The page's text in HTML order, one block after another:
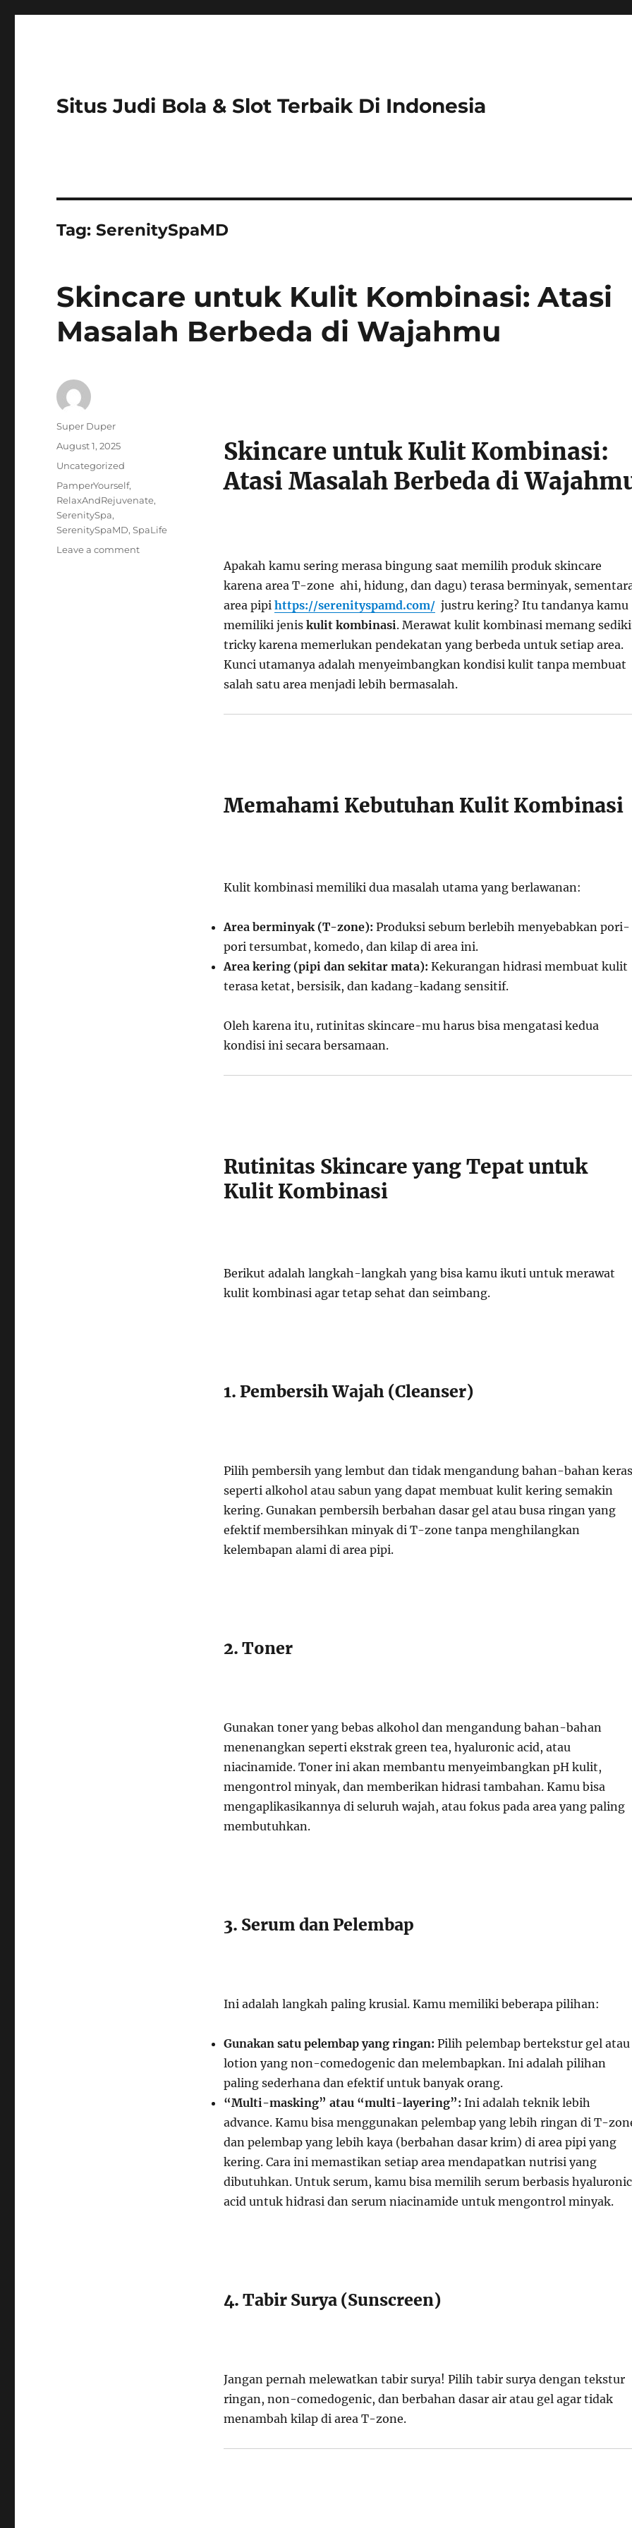
Situs Judi Bola & Slot Terbaik Di Indonesia
Tag:SerenitySpaMD
Skincare untuk Kulit Kombinasi: Atasi
Masalah Berbeda di Wajahmu
Skincare untuk Kulit Kombinasi:
Atasi Masalah Berbeda di
Apakah kamu sering merasa bingung saat memilih produk skincare
karena area T-zone ahi, hidung, dan dagu) terasa berminyak,
area pipi https://serenityspamd.com/justru kering? Itu tandanya kamu
memiliki jenis kulit kombinasi. Merawat kulit kombinasi memang
tricky karena memerlukan pendekatan yang berbeda untuk setiap area.
Kunci utamanya adalah menyeimbangkan kondisi kulit tanpa membuat
salah satu area menjadi lebih bermasalah.
Memahami Kebutuhan Kulit Kombinasi
Kulit kombinasi memiliki dua masalah utama yang berlawanan:
Area berminyak (T-zone): Produksi sebum berlebih menyebabkan pori-
pori tersumbat, komedo, dan kilap di area ini.
Area kering (pipi dan sekitar mata): Kekurangan hidrasi membuat kulit
terasa ketat, bersisik, dan kadang-kadang sensitif.
Oleh karena itu, rutinitas skincare-mu harus bisa mengatasi kedua
kondisi ini secara bersamaan.
Rutinitas Skincare yang Tepat untuk
Kulit Kombinasi
Berikut adalah langkah-langkah yang bisa kamu ikuti untuk merawat
kulit kombinasi agar tetap sehat dan seimbang.
1. Pembersih Wajah (Cleanser)
Pilih pembersih yang lembut dan tidak mengandung bahan-bahan keras
seperti alkohol atau sabun yang dapat membuat kulit kering semakin
kering. Gunakan pembersih berbahan dasar gel atau busa ringan yang
efektif membersihkan minyak di T-zone tanpa menghilangkan
kelembapan alami di area pipi.
2. Toner
Gunakan toner yang bebas alkohol dan mengandung bahan-bahan
menenangkan seperti ekstrak green tea, hyaluronic acid, atau
niacinamide. Toner ini akan membantu menyeimbangkan pH kulit,
mengontrol minyak, dan memberikan hidrasi tambahan. Kamu bisa
mengaplikasikannya di seluruh wajah, atau fokus pada area yang paling
membutuhkan.
3. Serum dan Pelembap
Ini adalah langkah paling krusial. Kamu memiliki beberapa pilihan:
Gunakan satu pelembap yang ringan: Pilih pelembap bertekstur gel atau
lotion yang non-comedogenic dan melembapkan. Ini adalah pilihan
paling sederhana dan efektif untuk banyak orang.
“Multi-masking” atau “multi-layering”: Ini adalah teknik lebih
advance. Kamu bisa menggunakan pelembap yang lebih ringan di T-
dan pelembap yang lebih kaya (berbahan dasar krim) di area pipi yang
kering. Cara ini memastikan setiap area mendapatkan nutrisi yang
dibutuhkan. Untuk serum, kamu bisa memilih serum berbasis hyaluronic
acid untuk hidrasi dan serum niacinamide untuk mengontrol minyak.
4. Tabir Surya (Sunscreen)
Jangan pernah melewatkan tabir surya! Pilih tabir surya dengan tekstur
ringan, non-comedogenic, dan berbahan dasar air atau gel agar tidak
menambah kilap di area T-zone.
Author
Super Duper
Posted
August 1, 2025
Categories
Uncategorized
Tags
PamperYourself,
RelaxAndRejuvenate,
SerenitySpa,
SerenitySpaMD,SpaLife
Leave a commenton